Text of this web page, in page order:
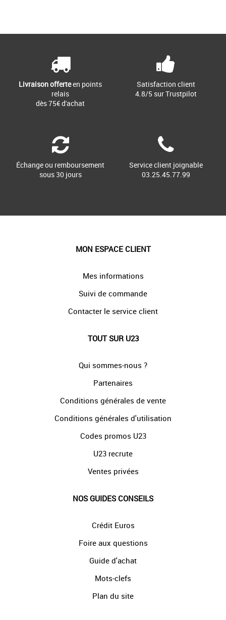
Livraison offerteen points
relais
dès 75€ d'achat
Satisfaction client
4.8/5 sur Trustpilot
Échange ou remboursement
sous 30 jours
Service client joignable
03.25.45.77.99
MON ESPACE CLIENT
Mes informations
Suivi de commande
Contacter le service client
TOUT SUR U23
Qui sommes-nous ?
Partenaires
Conditions générales de vente
Conditions générales d'utilisation
Codes promos U23
U23 recrute
Ventes privées
NOS GUIDES CONSEILS
Crédit Euros
Foire aux questions
Guide d'achat
Mots-clefs
Plan du site